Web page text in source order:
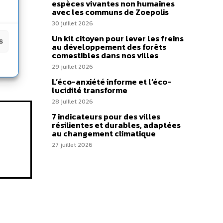
espèces vivantes non humaines
avec les communs de Zoepolis
30 juillet 2026
Un kit citoyen pour lever les freins
au développement des forêts
comestibles dans nos villes
29 juillet 2026
L’éco-anxiété informe et l’éco-
lucidité transforme
28 juillet 2026
7 indicateurs pour des villes
résilientes et durables, adaptées
au changement climatique
27 juillet 2026